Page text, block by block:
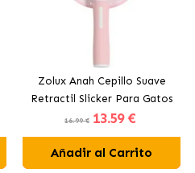
Zolux Anah Cepillo Suave
Retractil Slicker Para Gatos
16.99 € 13.59 €
Añadir al Carrito